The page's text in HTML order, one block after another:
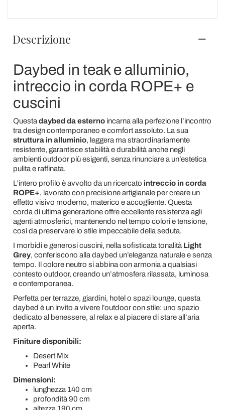
Descrizione
Daybed in teak e alluminio,
intreccio in corda ROPE+ e
cuscini
Questa daybed da esternoincarna alla perfezione l’incontro
tra design contemporaneo e comfort assoluto. La sua
struttura in alluminio, leggera ma straordinariamente
resistente, garantisce stabilità e durabilità anche negli
ambienti outdoor più esigenti, senza rinunciare a un’estetica
pulita e raffinata.
L’intero profilo è avvolto da un ricercato intreccio in corda
ROPE+, lavorato con precisione artigianale per creare un
effetto visivo moderno, materico e accogliente. Questa
corda di ultima generazione offre eccellente resistenza agli
agenti atmosferici, mantenendo nel tempo colori e tensione,
così da preservare lo stile impeccabile della seduta.
I morbidi e generosi cuscini, nella sofisticata tonalità Light
Grey, conferiscono alla daybed un’eleganza naturale e senza
tempo. Il colore neutro si abbina con armonia a qualsiasi
contesto outdoor, creando un’atmosfera rilassata, luminosa
e contemporanea.
Perfetta per terrazze, giardini, hotel o spazi lounge, questa
daybed è un invito a vivere l’outdoor con stile: uno spazio
dedicato al benessere, al relax e al piacere di stare all’aria
aperta.
Finiture disponibili:
Desert Mix
Pearl White
Dimensioni:
lunghezza 140 cm
profondità 90 cm
altezza 190 cm